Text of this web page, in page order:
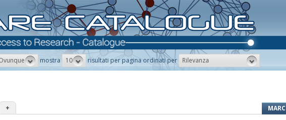
mostra 10 risultati per pagina ordinati per Rilevanza
+ MARC